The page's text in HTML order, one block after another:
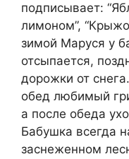
подписывает:
лимоном”,
зимой Маруся у
отсыпается,
дорожки от
обед любимый
а после обеда
Бабушка всегда
заснеженном